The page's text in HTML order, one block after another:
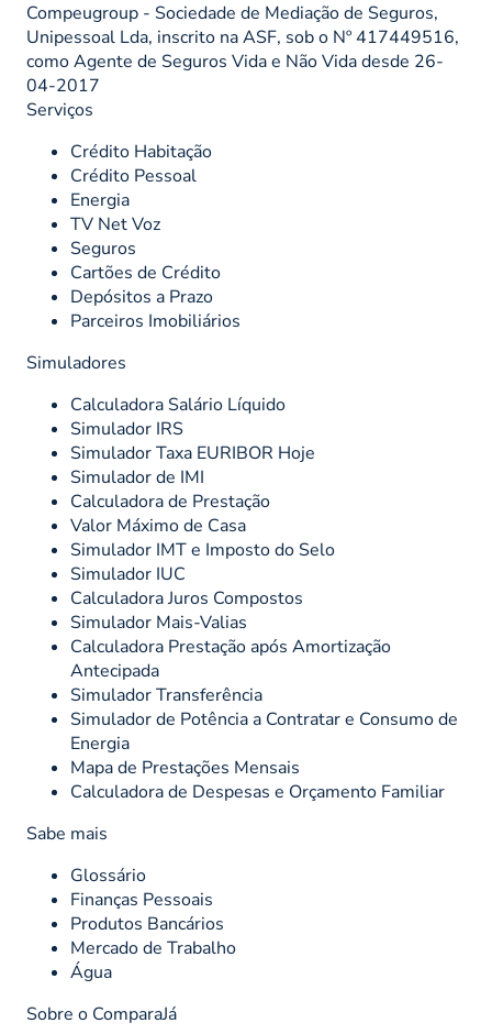
Compeugroup - Sociedade de Mediação de Seguros,
Unipessoal Lda, inscrito na ASF, sob o Nº 417449516,
como Agente de Seguros Vida e Não Vida desde 26-
04-2017
Serviços
Crédito Habitação
Crédito Pessoal
Energia
TV Net Voz
Seguros
Cartões de Crédito
Depósitos a Prazo
Parceiros Imobiliários
Simuladores
Calculadora Salário Líquido
Simulador IRS
Simulador Taxa EURIBOR Hoje
Simulador de IMI
Calculadora de Prestação
Valor Máximo de Casa
Simulador IMT e Imposto do Selo
Simulador IUC
Calculadora Juros Compostos
Simulador Mais-Valias
Calculadora Prestação após Amortização
Antecipada
Simulador Transferência
Simulador de Potência a Contratar e Consumo de
Energia
Mapa de Prestações Mensais
Calculadora de Despesas e Orçamento Familiar
Sabe mais
Glossário
Finanças Pessoais
Produtos Bancários
Mercado de Trabalho
Água
Sobre o ComparaJá